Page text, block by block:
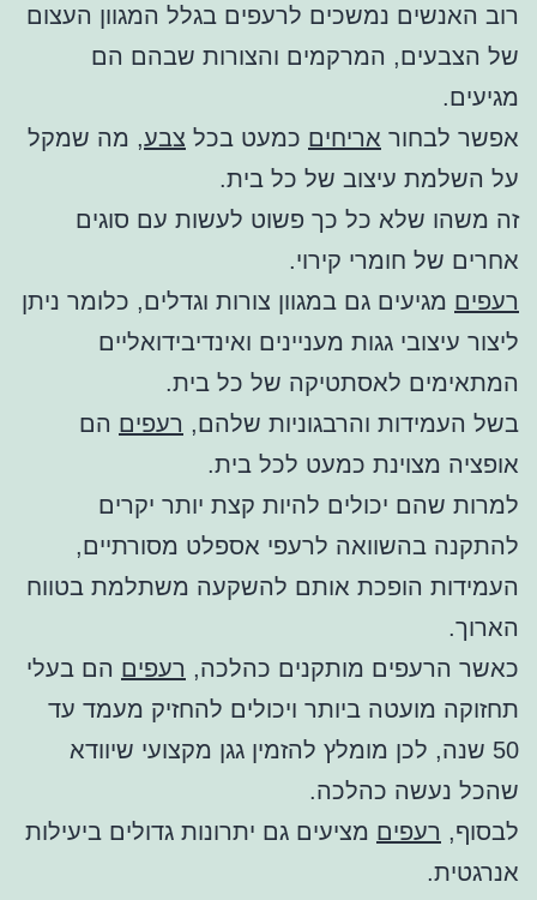
רוב האנשים נמשכים לרעפים בגלל המגוון העצום
של הצבעים, המרקמים והצורות שבהם הם
מגיעים.
אפשר לבחור אריחים כמעט בכל צבע, מה שמקל
על השלמת עיצוב של כל בית.
זה משהו שלא כל כך פשוט לעשות עם סוגים
אחרים של חומרי קירוי.
רעפים מגיעים גם במגוון צורות וגדלים, כלומר ניתן
ליצור עיצובי גגות מעניינים ואינדיבידואליים
המתאימים לאסתטיקה של כל בית.
בשל העמידות והרבגוניות שלהם, רעפים הם
אופציה מצוינת כמעט לכל בית.
למרות שהם יכולים להיות קצת יותר יקרים
להתקנה בהשוואה לרעפי אספלט מסורתיים,
העמידות הופכת אותם להשקעה משתלמת בטווח
הארוך.
כאשר הרעפים מותקנים כהלכה, רעפים הם בעלי
תחזוקה מועטה ביותר ויכולים להחזיק מעמד עד
50 שנה, לכן מומלץ להזמין גגן מקצועי שיוודא
שהכל נעשה כהלכה.
לבסוף, רעפים מציעים גם יתרונות גדולים ביעילות
אנרגטית.